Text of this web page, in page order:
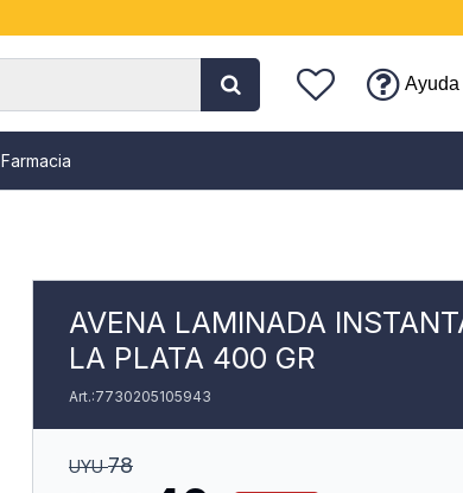
Farmacia
Ayuda
AVENA LAMINADA
LA PLATA 400 GR
7730205105943
UYU 78